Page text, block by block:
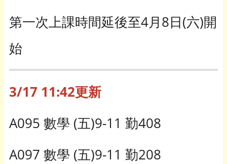
第一次上課時間延後至4月8日(六)開
始
3/17 11:42更新
A095 數學 (五)9-11 勤408
A097 數學 (五)9-11 勤208